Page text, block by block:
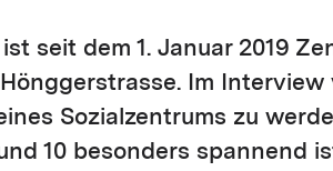
seit dem 1. Januar 2019
Im
Sozialzentrums zu
10 besonders spannend